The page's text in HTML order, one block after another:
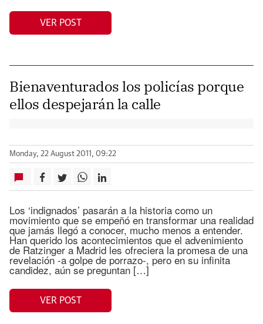
VER POST
Bienaventurados los policías porque
ellos despejarán la calle
Monday, 22 August 2011, 09:22
Los ‘indignados’ pasarán a la historia como un
movimiento que se empeñó en transformar una realidad
que jamás llegó a conocer, mucho menos a entender.
Han querido los acontecimientos que el advenimiento
de Ratzinger a Madrid les ofreciera la promesa de una
revelación -a golpe de porrazo-, pero en su infinita
candidez, aún se preguntan […]
VER POST